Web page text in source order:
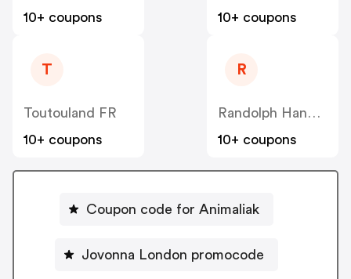
10+ coupons
10+ coupons
T
Toutouland FR
10+ coupons
R
Randolph Handcrafted Eyewear
10+ coupons
Coupon code for Animaliak
Jovonna London promocode